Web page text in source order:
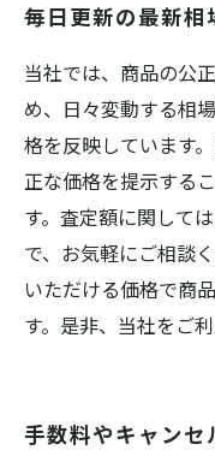
毎日更新の最新相
当社では、商品の公
め、日々変動する相
格を反映しています
正な価格を提示する
す。査定額に関して
で、お気軽にご相談
いただける価格で商
す。是非、当社をご利
手数料やキャンセ